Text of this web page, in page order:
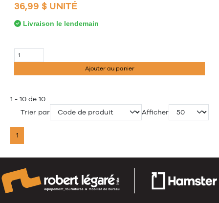
36,99 $ UNITÉ
Livraison le lendemain
Ajouter au panier
1 - 10 de 10
Trier par
Afficher
1